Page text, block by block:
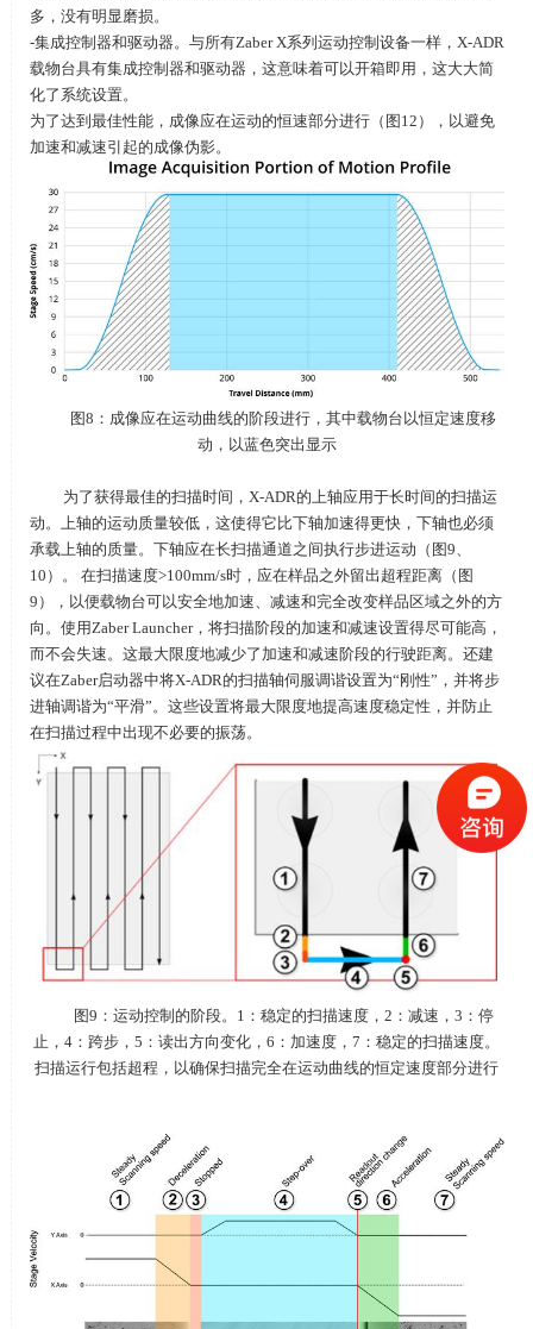
多，没有明显磨损。
-集成控制器和驱动器。与所有Zaber X系列运动控制设备一样，X-ADR
载物台具有集成控制器和驱动器，这意味着可以开箱即用，这大大简
化了系统设置。
为了达到最佳性能，成像应在运动的恒速部分进行（图12），以避免
加速和减速引起的成像伪影。
图8：成像应在运动曲线的阶段进行，其中载物台以恒定速度移
动，以蓝色突出显示
为了获得最佳的扫描时间，X-ADR的上轴应用于长时间的扫描运
动。上轴的运动质量较低，这使得它比下轴加速得更快，下轴也必须
承载上轴的质量。下轴应在长扫描通道之间执行步进运动（图9、
10）。 在扫描速度>100mm/s时，应在样品之外留出超程距离（图
9），以便载物台可以安全地加速、减速和完全改变样品区域之外的方
向。使用Zaber Launcher，将扫描阶段的加速和减速设置得尽可能高，
而不会失速。这最大限度地减少了加速和减速阶段的行驶距离。还建
议在Zaber启动器中将X-ADR的扫描轴伺服调谐设置为“刚性”，并将步
进轴调谐为“平滑”。这些设置将最大限度地提高速度稳定性，并防止
在扫描过程中出现不必要的振荡。
图9：运动控制的阶段。1：稳定的扫描速度，2：减速，3：停
止，4：跨步，5：读出方向变化，6：加速度，7：稳定的扫描速度。
扫描运行包括超程，以确保扫描完全在运动曲线的恒定速度部分进行